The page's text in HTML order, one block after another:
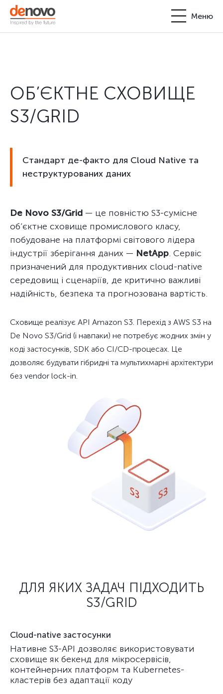
Меню
Партнерство
Блог
+380-44-200-93-39
request@denovo.ua
UA
ОБ’ЄКТНЕ СХОВИЩЕ
S3/GRID
Стандарт де-факто для Cloud Native та
неструктурованих даних
De Novo S3/Grid — це повністю S3-сумісне
об’єктне сховище промислового класу,
побудоване на платформі світового лідера
індустрії зберігання даних — NetApp. Сервіс
призначений для продуктивних cloud-native
середовищ і сценаріїв, де критично важливі
надійність, безпека та прогнозована вартість.
Сховище реалізує API Amazon S3. Перехід з AWS S3 на
De Novo S3/Grid (і навпаки) не потребує жодних змін у
коді застосунків, SDK або CI/CD-процесах. Це
дозволяє будувати гібридні та мультихмарні архітектури
без vendor lock-in.
ДЛЯ ЯКИХ ЗАДАЧ ПІДХОДИТЬ
S3/GRID
Cloud-native застосунки
Нативне S3-API дозволяє використовувати
сховище як бекенд для мікросервісів,
контейнерних платформ та Kubernetes-
кластерів без адаптації коду